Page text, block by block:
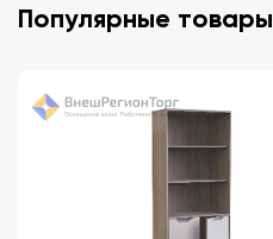
Популярные товары